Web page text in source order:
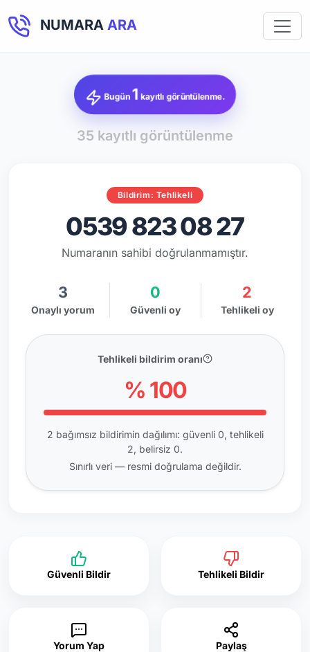
NUMARA ARA
Bugün1 kayıtlı görüntülenme.
35 kayıtlı görüntülenme
Bildirim: Tehlikeli
0539 823 08 27
Numaranın sahibi doğrulanmamıştır.
3
Onaylı yorum
0
Güvenli oy
2
Tehlikeli oy
Tehlikeli bildirim oranı
% 100
2 bağımsız bildirimin dağılımı: güvenli 0, tehlikeli
2, belirsiz 0.
Sınırlı veri — resmi doğrulama değildir.
Güvenli Bildir Tehlikeli Bildir
Yorum Yap Paylaş